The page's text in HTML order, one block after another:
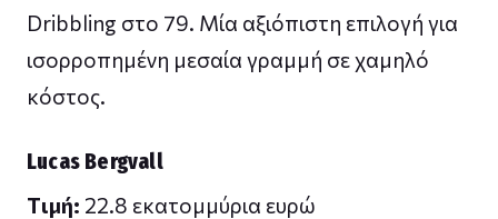
Dribbling στο 79. Μία αξιόπιστη επιλογή για
ισορροπημένη μεσαία γραμμή σε χαμηλό
κόστος.
Lucas Bergvall
Tιμή: 22.8 εκατομμύρια ευρώ